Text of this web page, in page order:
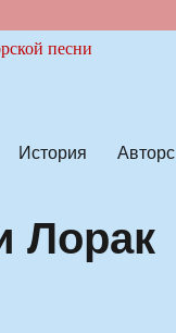
История
Лорак